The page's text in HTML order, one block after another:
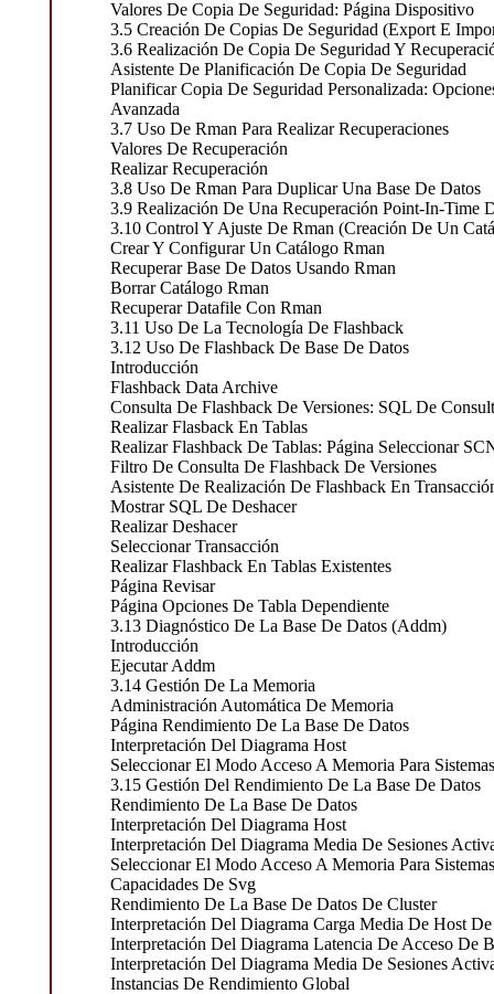
Valores De Copia De Seguridad: Página Dispositivo
3.5 Creación De Copias De Seguridad (Export E
3.6 Realización De Copia De Seguridad Y
Asistente De Planificación De Copia De Seguridad
Planificar Copia De Seguridad Personalizada:
Avanzada
3.7 Uso De Rman Para Realizar Recuperaciones
Valores De Recuperación
Realizar Recuperación
3.8 Uso De Rman Para Duplicar Una Base De Datos
3.9 Realización De Una Recuperación Point-In-Time
3.10 Control Y Ajuste De Rman (Creación De Un
Crear Y Configurar Un Catálogo Rman
Recuperar Base De Datos Usando Rman
Borrar Catálogo Rman
Recuperar Datafile Con Rman
3.11 Uso De La Tecnología De Flashback
3.12 Uso De Flashback De Base De Datos
Introducción
Flashback Data Archive
Consulta De Flashback De Versiones: SQL De
Realizar Flasback En Tablas
Realizar Flashback De Tablas: Página Seleccionar
Filtro De Consulta De Flashback De Versiones
Asistente De Realización De Flashback En
Mostrar SQL De Deshacer
Realizar Deshacer
Seleccionar Transacción
Realizar Flashback En Tablas Existentes
Página Revisar
Página Opciones De Tabla Dependiente
3.13 Diagnóstico De La Base De Datos (Addm)
Introducción
Ejecutar Addm
3.14 Gestión De La Memoria
Administración Automática De Memoria
Página Rendimiento De La Base De Datos
Interpretación Del Diagrama Host
Seleccionar El Modo Acceso A Memoria Para
3.15 Gestión Del Rendimiento De La Base De Datos
Rendimiento De La Base De Datos
Interpretación Del Diagrama Host
Interpretación Del Diagrama Media De Sesiones
Seleccionar El Modo Acceso A Memoria Para
Capacidades De Svg
Rendimiento De La Base De Datos De Cluster
Interpretación Del Diagrama Carga Media De Host
Interpretación Del Diagrama Latencia De Acceso De
Interpretación Del Diagrama Media De Sesiones
Instancias De Rendimiento Global